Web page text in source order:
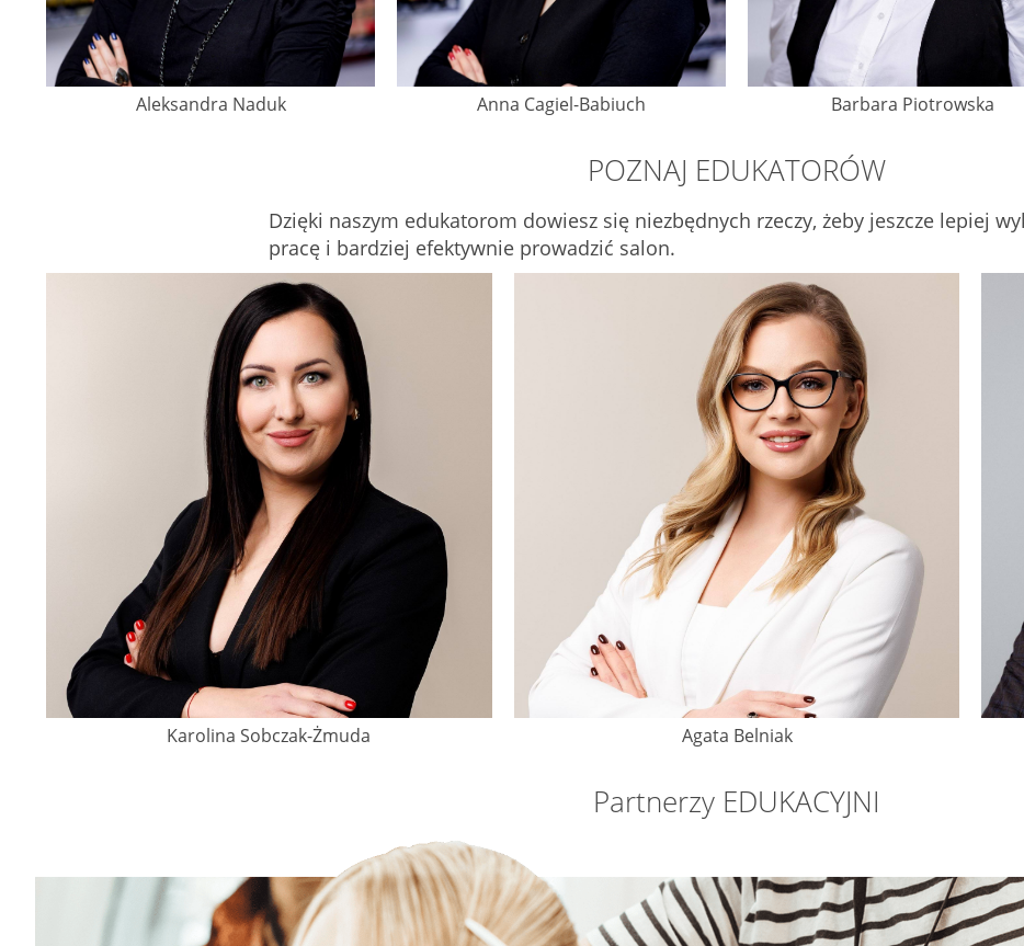
Aleksandra Naduk Anna Cagiel-Babiuch Barbara Piotrowska
POZNAJ EDUKATORÓW
Dzięki naszym edukatorom dowiesz się niezbędnych rzeczy, żeby jeszcze lepiej
pracę i bardziej efektywnie prowadzić salon.
Karolina Sobczak-Żmuda Agata Belniak
Partnerzy EDUKACYJNI